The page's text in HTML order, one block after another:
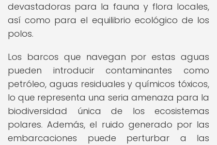
devastadoras para la fauna y flora locales,
así como para el equilibrio ecológico de los
polos.
Los barcos que navegan por estas aguas
pueden introducir contaminantes como
petróleo, aguas residuales y químicos tóxicos,
lo que representa una seria amenaza para la
biodiversidad única de los ecosistemas
polares. Además, el ruido generado por las
embarcaciones puede perturbar a las